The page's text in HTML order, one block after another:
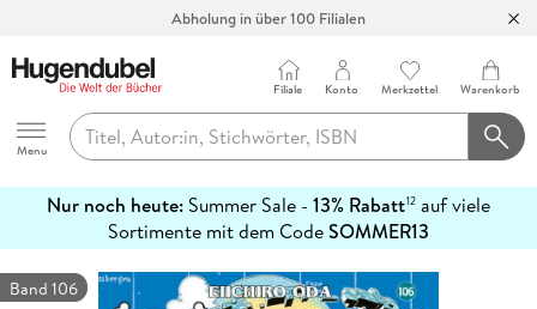
Abholung in über 100 Filialen
Hugendubel
Menu
Filiale Konto Merkzettel Warenkorb
Nur noch heute: Summer Sale - 13% Rabatt12 auf viele
Sortimente mit dem CodeSOMMER13
erfahren
Band 106